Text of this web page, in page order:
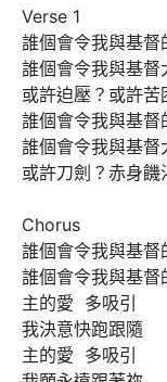
Verse 1
誰個會令我與基督
誰個會令我與基督
或許迫壓？或許苦
誰個會令我與基督
誰個會令我與基督
或許刀劍？赤身饑
Chorus
誰個會令我與基督
誰個會令我與基督
主的愛  多吸引
我決意快跑跟隨
主的愛  多吸引